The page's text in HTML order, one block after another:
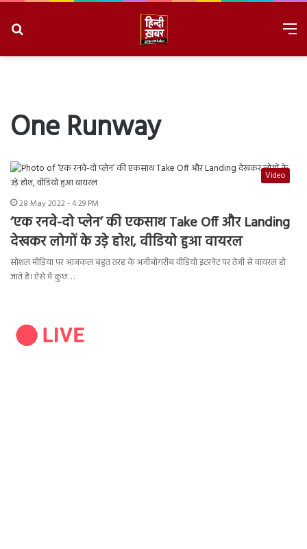
One Runway
Video
28 May 2022 - 4:29 PM
‘एक रनवे-दो प्लेन’ की एकसाथ Take Off और Landing
देखकर लोगों के उड़े होश, वीडियो हुआ वायरल
सोशल मीडिया पर आजकल बहुत तरह के अजीबोगरीब वीडियो इंटरनेट पर तेजी से वायरल हो
जाते है। ऐसे में कुछ…